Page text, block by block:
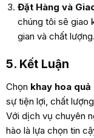
Đặt Hàng và
chúng tôi sẽ giao
gian và chất lượng.
5. Kết Luận
Chọn khay hoa quả
sự tiện lợi, chất
Với dịch vụ chuyên
hào là lựa chọn tin